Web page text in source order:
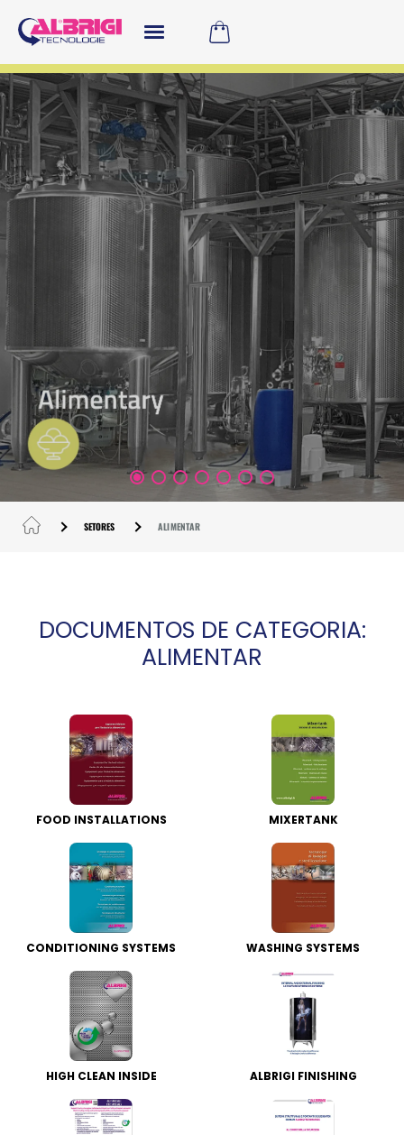
SETORES ALIMENTAR
DOCUMENTOS DE CATEGORIA:
ALIMENTAR
FOOD INSTALLATIONS MIXERTANK
CONDITIONING SYSTEMS WASHING SYSTEMS
HIGH CLEAN INSIDE ALBRIGI FINISHING